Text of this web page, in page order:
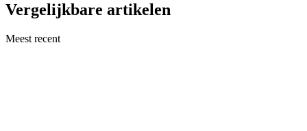
Vergelijkbare artikelen
Meest recent